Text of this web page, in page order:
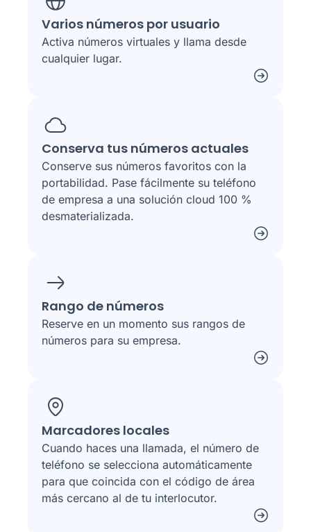
Varios números por usuario
Activa números virtuales y llama desde
cualquier lugar.
Conserva tus números actuales
Conserve sus números favoritos con la
portabilidad. Pase fácilmente su teléfono
de empresa a una solución cloud 100 %
desmaterializada.
Rango de números
Reserve en un momento sus rangos de
números para su empresa.
Marcadores locales
Cuando haces una llamada, el número de
teléfono se selecciona automáticamente
para que coincida con el código de área
más cercano al de tu interlocutor.